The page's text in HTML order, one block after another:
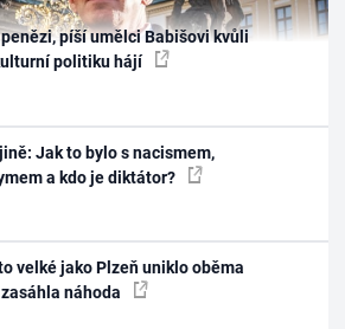
píší umělci Babišovi kvůli
politiku hájí
Jak to bylo s nacismem,
a kdo je diktátor?
velké jako Plzeň uniklo oběma
náhoda